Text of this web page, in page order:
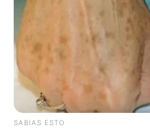
UNIRSE AL
La Secretaría de Ambiente
fuertes lluvias y vientos de
incrementado las
árboles ya quela cantidad
mismos ha ocasionado
SABIAS ESTO